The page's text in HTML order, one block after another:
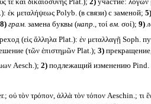
τε καὶ δικαιοσύνης Plat.); 2)участие: λόγων
ἐκ μεταλήψεως Polyb. (в связи) с заменой; 5)
8) грам. замена буквы (напр.,τοί вм. σοί); 9)
(εἰς ἄλληλα Plat.): ἐν μεταλλαγῇ Soph.
(τῶν ἐπιστημῶν Plat.); 3)прекращение,
Aesch.); 2)подлежащий изменению Pind.
οὐ τὸν τρόπον, ἀλλὰ τὸν τόπον Aeschin.; τι ἔν